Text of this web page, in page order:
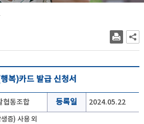
복)카드 발급 신청서
협동조합 등록일 2024.05.22
증) 사용 외